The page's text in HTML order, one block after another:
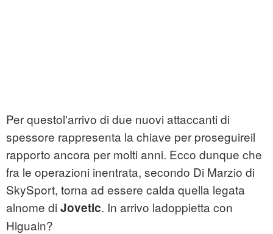
Per questol'arrivo di due nuovi attaccanti di
spessore rappresenta la chiave per proseguireil
rapporto ancora per molti anni. Ecco dunque che
fra le operazioni inentrata, secondo Di Marzio di
SkySport, torna ad essere calda quella legata
alnome di Jovetic. In arrivo ladoppietta con
Higuain?